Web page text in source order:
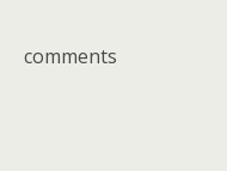
comments